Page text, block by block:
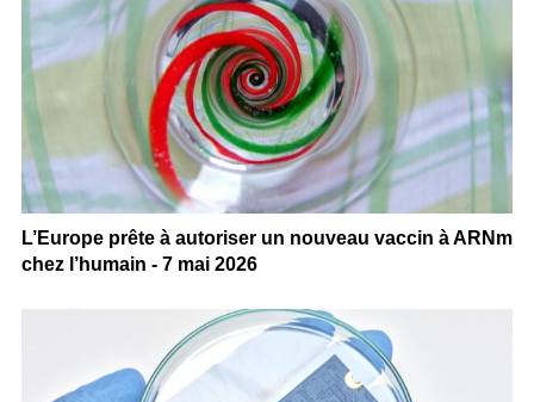
L’Europe prête à autoriser un nouveau vaccin à ARNm
chez l’humain - 7 mai 2026